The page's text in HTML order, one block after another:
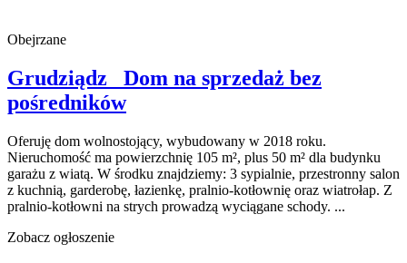
Obejrzane
Grudziądz Dom na sprzedaż bez
pośredników
Oferuję dom wolnostojący, wybudowany w 2018 roku.
Nieruchomość ma powierzchnię 105 m², plus 50 m² dla budynku
garażu z wiatą. W środku znajdziemy: 3 sypialnie, przestronny salon
z kuchnią, garderobę, łazienkę, pralnio-kotłownię oraz wiatrołap. Z
pralnio-kotłowni na strych prowadzą wyciągane schody. ...
Zobacz ogłoszenie